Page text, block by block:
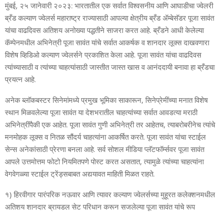
मुंबई, २५ जानेवारी २०२३: भारतातील एक सर्वात विश्वसनीय आणि आघाडीचा ज्वेलरी
ब्रँड कल्याण ज्वेलर्स महाराष्ट्र राज्यासाठी आपल्या क्षेत्रीय ब्रँड ॲम्बेसॅडर पूजा सावंत
यांचा वाढदिवस अतिशय अनोख्या पद्धतीने साजरा करत आहे. ब्रँडने आधी केलेल्या
कॅम्पेनमधील अभिनेत्री पूजा सावंत यांचे सर्वात आकर्षक व शानदार लूक्स दाखवणारा
विशेष व्हिडिओ कल्याण ज्वेलर्सने प्रकाशित केला आहे. पूजा सावंत यांचा वाढदिवस
त्यांच्यासाठी व त्यांच्या चाहत्यांसाठी जास्तीत जास्त खास व आनंददायी बनावा हा ब्रँडचा
प्रयत्न आहे.
अनेक ब्लॉकबस्टर सिनेमांमध्ये प्रमुख भूमिका साकारून, सिनेप्रेमींच्या मनात विशेष
स्थान मिळवलेल्या पूजा सावंत या देशभरातील चाहत्यांच्या सर्वात आवडत्या मराठी
अभिनेत्रींपैकी एक आहेत. पूजा सावंत गुणी अभिनेत्री तर आहेतच, त्याबरोबरीनेच त्यांचे
मनमोहक लूक्स व नितळ सौंदर्य चाहत्यांना आकर्षित करते. पूजा सावंत यांचा स्टाईल
सेन्स अनेकांसाठी प्रेरणा बनला आहे. सर्व सोशल मीडिया प्लॅटफॉर्म्सवर पूजा सावंत
आपले उत्तमोत्तम फोटो नियमितपणे पोस्ट करत असतात, त्यामुळे त्यांच्या चाहत्यांना
वेगवेगळ्या स्टाईल ट्रेंड्सबाबत अद्ययावत माहिती मिळत राहते.
१) हिरवीगार पारंपरिक नऊवार आणि त्यावर कल्याण ज्वेलर्सच्या मुहूरत कलेक्शनमधील
अतिशय शानदार ब्रायडल सेट परिधान करून सजलेल्या पूजा सावंत यांचे रूप